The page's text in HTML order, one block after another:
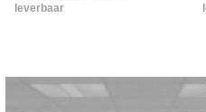
leverbaar